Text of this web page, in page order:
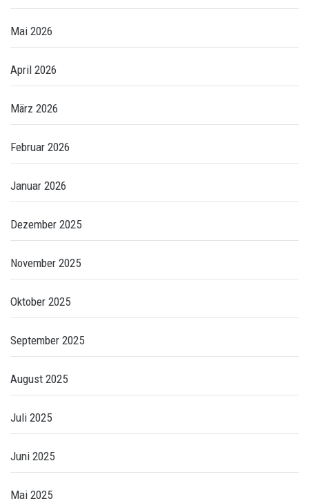
Mai 2026
April 2026
März 2026
Februar 2026
Januar 2026
Dezember 2025
November 2025
Oktober 2025
September 2025
August 2025
Juli 2025
Juni 2025
Mai 2025